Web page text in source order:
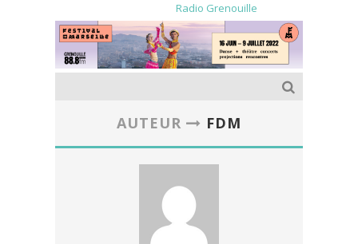
Radio Grenouille
AUTEUR FDM